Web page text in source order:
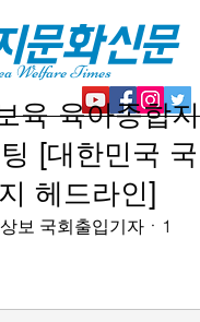
문화신문
Welfare Times
육 육아종합지
[대한민국 국
헤드라인]
보 국회출입기자ㆍ1